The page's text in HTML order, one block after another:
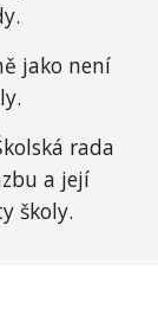
jako není
rada
a její
školy.